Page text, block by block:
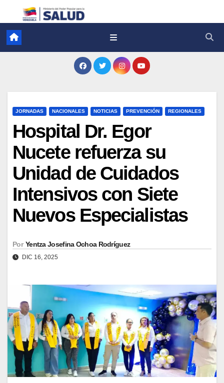
JORNADAS NACIONALES NOTICIAS PREVENCIÓN REGIONALES
Hospital Dr. Egor
Nucete refuerza su
Unidad de Cuidados
Intensivos con Siete
Nuevos Especialistas
Por Yentza Josefina Ochoa Rodríguez
DIC 16, 2025